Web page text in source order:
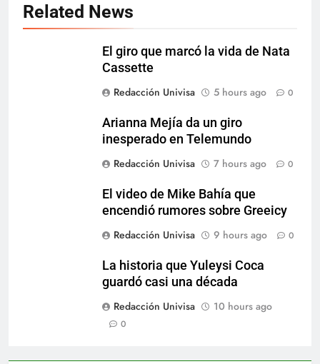
Related News
El giro que marcó la vida de Nata
Cassette
Redacción Univisa
5 hours ago 0
Arianna Mejía da un giro
inesperado en Telemundo
Redacción Univisa
7 hours ago 0
El video de Mike Bahía que
encendió rumores sobre Greeicy
Redacción Univisa
9 hours ago 0
La historia que Yuleysi Coca
guardó casi una década
Redacción Univisa
10 hours ago
0